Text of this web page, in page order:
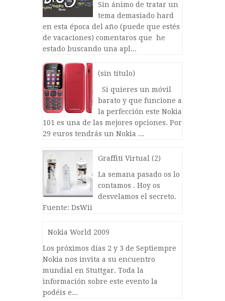
Sin ánimo de tratar un
tema demasiado hard
en esta época del año (puede que estés
de vacaciones) comentaros que he
estado buscando una apl...
(sin título)
Si quieres un móvil
barato y que funcione a
la perfección este Nokia
101 es una de las mejores opciones. Por
29 euros tendrás un Nokia ...
Graffiti Virtual (2)
La semana pasado os lo
contamos . Hoy os
desvelamos el secreto.
Fuente: DsWii
Nokia World 2009
Los próximos días 2 y 3 de Septiempre
Nokia nos invita a su encuentro
mundial en Stuttgar. Toda la
información sobre este evento la
podéis e...